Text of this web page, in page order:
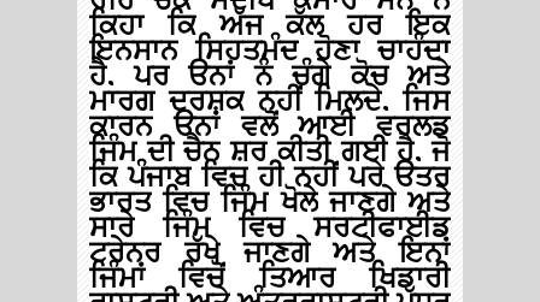
ਕਿਹਾ
ਕਿ ਅੱਜ ਕੱਲ ਹਰ
ਇਕ
ਇਨਸਾਨ ਸਿਹਤਮੰਦ ਹੋਣਾ ਚਾਹੁੰਦਾ
ਹੈ,ਪਰ ਉਨਾਂ ਨੂੰ ਚੰਗੇ ਕੋਚ ਅਤੇ
ਮਾਰਗ ਦਰਸ਼ਕ ਨਹੀਂ ਮਿਲਦੇ,ਜਿਸ
ਕਾਰਨ
ਉਨਾਂ ਵਲੋਂ ਆਈ
ਵਰਲਡ
ਜਿੰਮ ਦੀ ਚੈਨ ਸ਼ੁਰੂ ਕੀਤੀ ਗਈ ਹੈ,ਜੋ
ਕਿ ਪੰਜਾਬ ਵਿਚ ਹੀ ਨਹੀਂ ਪੂਰੇ ਉਤਰ
ਭਾਰਤ ਵਿਚ ਜਿੰਮ ਖੋਲੇ ਜਾਣਗੇ ਅਤੇ
ਸਾਰੇ
ਜਿੰਮ ਵਿਚ
ਸਰਟੀਫਾਈਡ
ਟਰੇਨਰ
ਰੱਖੇ ਜਾਣਗੇ ਅਤੇ
ਇਨਾਂ
ਜਿੰਮਾਂ
ਵਿਚੋਂ ਤਿਆਰ
ਖਿਡਾਰੀ